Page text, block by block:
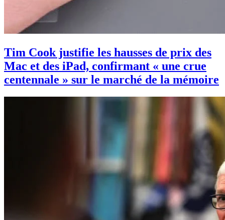
Tim Cook justifie les hausses de prix des
Mac et des iPad, confirmant « une crue
centennale » sur le marché de la mémoire